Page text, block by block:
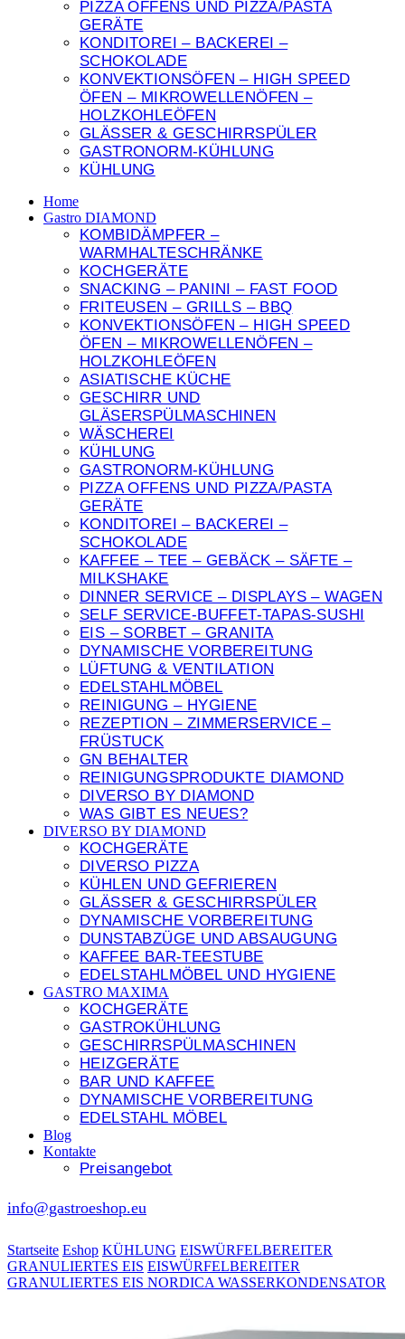
PIZZA OFFENS UND PIZZA/PASTA
GERÄTE
KONDITOREI – BACKEREI –
SCHOKOLADE
KONVEKTIONSÖFEN – HIGH SPEED
ÖFEN – MIKROWELLENÖFEN –
HOLZKOHLEÖFEN
GLÄSSER & GESCHIRRSPÜLER
GASTRONORM-KÜHLUNG
KÜHLUNG
Home
Gastro DIAMOND
KOMBIDÄMPFER –
WARMHALTESCHRÄNKE
KOCHGERÄTE
SNACKING – PANINI – FAST FOOD
FRITEUSEN – GRILLS – BBQ
KONVEKTIONSÖFEN – HIGH SPEED
ÖFEN – MIKROWELLENÖFEN –
HOLZKOHLEÖFEN
ASIATISCHE KÜCHE
GESCHIRR UND
GLÄSERSPÜLMASCHINEN
WÄSCHEREI
KÜHLUNG
GASTRONORM-KÜHLUNG
PIZZA OFFENS UND PIZZA/PASTA
GERÄTE
KONDITOREI – BACKEREI –
SCHOKOLADE
KAFFEE – TEE – GEBÄCK – SÄFTE –
MILKSHAKE
DINNER SERVICE – DISPLAYS – WAGEN
SELF SERVICE-BUFFET-TAPAS-SUSHI
EIS – SORBET – GRANITA
DYNAMISCHE VORBEREITUNG
LÜFTUNG & VENTILATION
EDELSTAHLMÖBEL
REINIGUNG – HYGIENE
REZEPTION – ZIMMERSERVICE –
FRÜSTUCK
GN BEHALTER
REINIGUNGSPRODUKTE DIAMOND
DIVERSO BY DIAMOND
WAS GIBT ES NEUES?
DIVERSO BY DIAMOND
KOCHGERÄTE
DIVERSO PIZZA
KÜHLEN UND GEFRIEREN
GLÄSSER & GESCHIRRSPÜLER
DYNAMISCHE VORBEREITUNG
DUNSTABZÜGE UND ABSAUGUNG
KAFFEE BAR-TEESTUBE
EDELSTAHLMÖBEL UND HYGIENE
GASTRO MAXIMA
KOCHGERÄTE
GASTROKÜHLUNG
GESCHIRRSPÜLMASCHINEN
HEIZGERÄTE
BAR UND KAFFEE
DYNAMISCHE VORBEREITUNG
EDELSTAHL MÖBEL
Blog
Kontakte
Preisangebot
info@gastroeshop.eu
Startseite Eshop KÜHLUNG EISWÜRFELBEREITER
GRANULIERTES EIS EISWÜRFELBEREITER
GRANULIERTES EIS NORDICA WASSERKONDENSATOR
akzeptieren
Ihres Besuchs optimal
funktioniert. Wenn Sie
diese Cookies ablehnen,
verschwinden einige
Funktionen der Website.
akzeptieren